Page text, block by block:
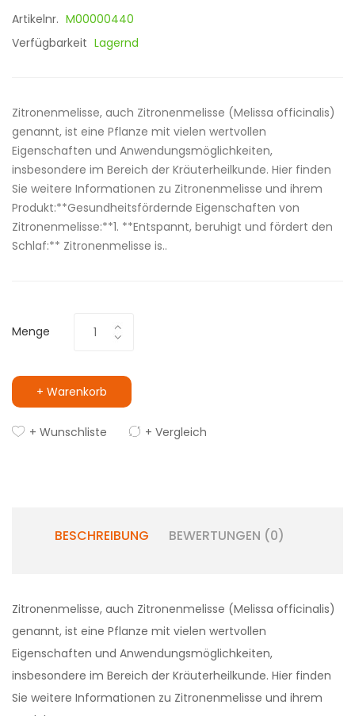
Artikelnr. M00000440
Verfügbarkeit Lagernd
Zitronenmelisse, auch Zitronenmelisse (Melissa officinalis)
genannt, ist eine Pflanze mit vielen wertvollen
Eigenschaften und Anwendungsmöglichkeiten,
insbesondere im Bereich der Kräuterheilkunde. Hier finden
Sie weitere Informationen zu Zitronenmelisse und ihrem
Produkt:**Gesundheitsfördernde Eigenschaften von
Zitronenmelisse:**1. **Entspannt, beruhigt und fördert den
Schlaf:** Zitronenmelisse is..
Menge
+ Warenkorb
+ Wunschliste + Vergleich
BESCHREIBUNG BEWERTUNGEN (0)
Zitronenmelisse, auch Zitronenmelisse (Melissa officinalis)
genannt, ist eine Pflanze mit vielen wertvollen
Eigenschaften und Anwendungsmöglichkeiten,
insbesondere im Bereich der Kräuterheilkunde. Hier finden
Sie weitere Informationen zu Zitronenmelisse und ihrem